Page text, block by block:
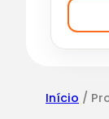
a
d
e
Início /